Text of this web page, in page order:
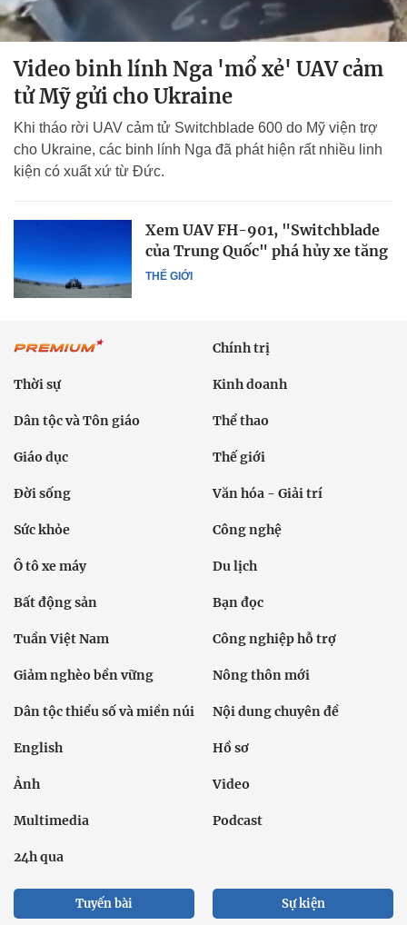
Video binh lính Nga 'mổ xẻ' UAV cảm
tử Mỹ gửi cho Ukraine
Khi tháo rời UAV cảm tử Switchblade 600 do Mỹ viện trợ
cho Ukraine, các binh lính Nga đã phát hiện rất nhiều linh
kiện có xuất xứ từ Đức.
THẾ GIỚI
Xem UAV FH-901, "Switchblade
của Trung Quốc" phá hủy xe tăng
Chính trị
Thời sự Kinh doanh
Dân tộc và Tôn giáo Thể thao
Giáo dục Thế giới
Đời sống Văn hóa - Giải trí
Sức khỏe Công nghệ
Ô tô xe máy Du lịch
Bất động sản Bạn đọc
Tuần Việt Nam Công nghiệp hỗ trợ
Giảm nghèo bền vững Nông thôn mới
Dân tộc thiểu số và miền núi Nội dung chuyên đề
English Hồ sơ
Ảnh Video
Multimedia Podcast
24h qua
Tuyến bài Sự kiện